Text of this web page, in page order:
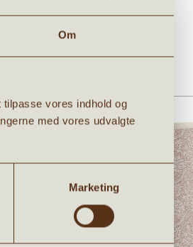
Om
vores indhold og
med vores udvalgte
Marketing
Tilbud